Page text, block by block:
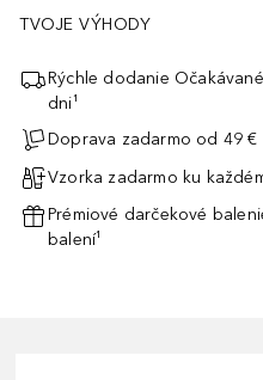
TVOJE VÝHODY
Rýchle dodanie
dni¹
Doprava zadarmo od 49 €
Vzorka zadarmo ku
Prémiové darčekové
balení¹